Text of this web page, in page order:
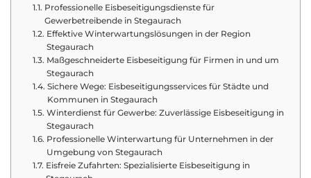
Professionelle Eisbeseitigungsdienste für
Gewerbetreibende in Stegaurach
Effektive Winterwartungslösungen in der Region
Stegaurach
Maßgeschneiderte Eisbeseitigung für Firmen in und um
Stegaurach
Sichere Wege: Eisbeseitigungsservices für Städte und
Kommunen in Stegaurach
Winterdienst für Gewerbe: Zuverlässige Eisbeseitigung in
Stegaurach
Professionelle Winterwartung für Unternehmen in der
Umgebung von Stegaurach
Eisfreie Zufahrten: Spezialisierte Eisbeseitigung in